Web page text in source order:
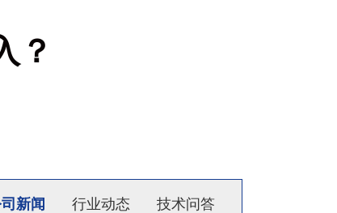
？
新闻 行业动态 技术问答